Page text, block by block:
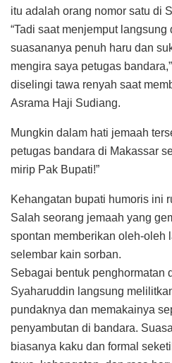
itu adalah orang nomor satu di
“Tadi saat menjemput langsung
suasananya penuh haru dan
mengira saya petugas
diselingi tawa renyah saat
Asrama Haji Sudiang.
Mungkin dalam hati jemaah
petugas bandara di Makassar
mirip Pak Bupati!”
Kehangatan bupati humoris ini
Salah seorang jemaah yang
spontan memberikan oleh-oleh
selembar kain sorban.
Sebagai bentuk penghormatan
Syaharuddin langsung
pundaknya dan memakainya
penyambutan di bandara.
biasanya kaku dan formal